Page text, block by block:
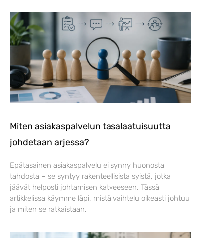
Miten asiakaspalvelun tasalaatuisuutta
johdetaan arjessa?
Epätasainen asiakaspalvelu ei synny huonosta
tahdosta – se syntyy rakenteellisista syistä, jotka
jäävät helposti johtamisen katveeseen. Tässä
artikkelissa käymme läpi, mistä vaihtelu oikeasti johtuu
ja miten se ratkaistaan.